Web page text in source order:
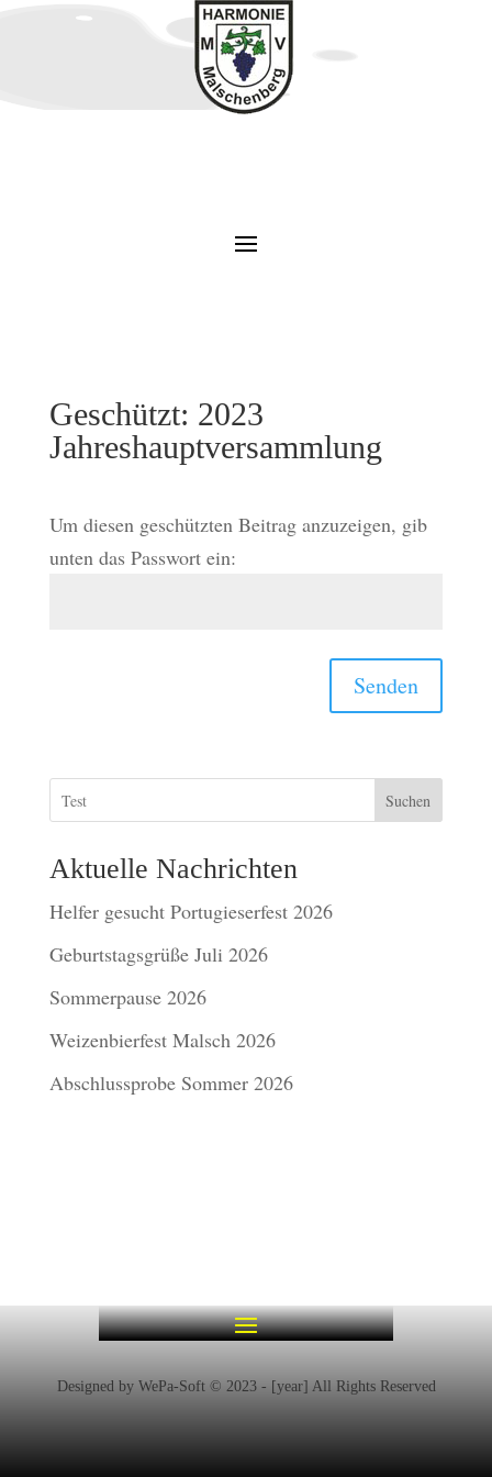
Geschützt: 2023
Jahreshauptversammlung
Um diesen geschützten Beitrag anzuzeigen, gib
unten das Passwort ein:
Senden
Suchen
Aktuelle Nachrichten
Helfer gesucht Portugieserfest 2026
Geburtstagsgrüße Juli 2026
Sommerpause 2026
Weizenbierfest Malsch 2026
Abschlussprobe Sommer 2026
Designed by WePa-Soft © 2023 - [year] All Rights Reserved